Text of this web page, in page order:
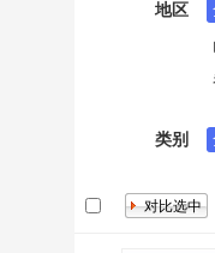
地区
类别